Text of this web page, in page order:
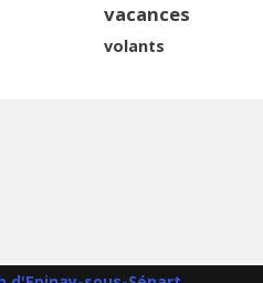
vacances
volants